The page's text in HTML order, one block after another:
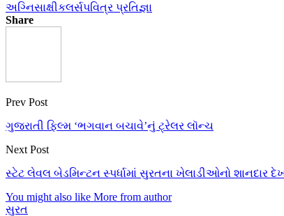
અગ્નિસાક્ષીકલર્સપવિત્ર પ્રતિજ્ઞા
Share
Prev Post
ગુજરાતી ફિલ્મ ‘ભગવાન બચાવે’નું ટ્રેલર લૉન્ચ
Next Post
સ્ટેટ લેવલ બેડમિન્ટન સ્પર્ધામાં સુરતના ખેલાડીઓનો શાનદાર
You might also like More from author
સુરત